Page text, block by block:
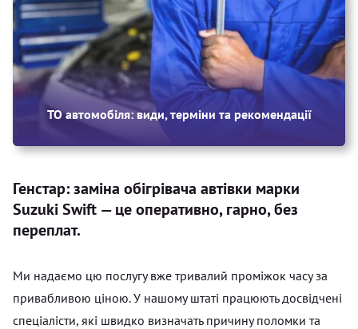
ТО автомобіля: види, терміни та рекомендації
Генстар: заміна обігрівача автівки марки
Suzuki Swift — це оперативно, гарно, без
переплат.
Ми надаємо цю послугу вже тривалий проміжок часу за
привабливою ціною. У нашому штаті працюють досвідчені
спеціалісти, які швидко визначать причину поломки та